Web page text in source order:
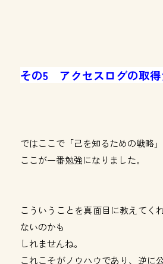
その5 アクセスログの取得
ではここで「己を知るための戦略」
ここが一番勉強になりました。
こういうことを真面目に教えてく
ないのかも
しれませんね。
これこそがノウハウであり、逆に